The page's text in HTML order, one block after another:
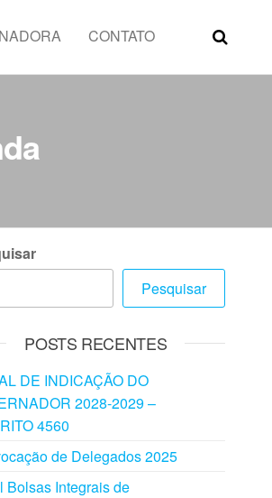
CONTATO
Pesquisar
POSTS RECENTES
DE INDICAÇÃO DO
2028-2029 –
4560
de Delegados 2025
Bolsas Integrais de